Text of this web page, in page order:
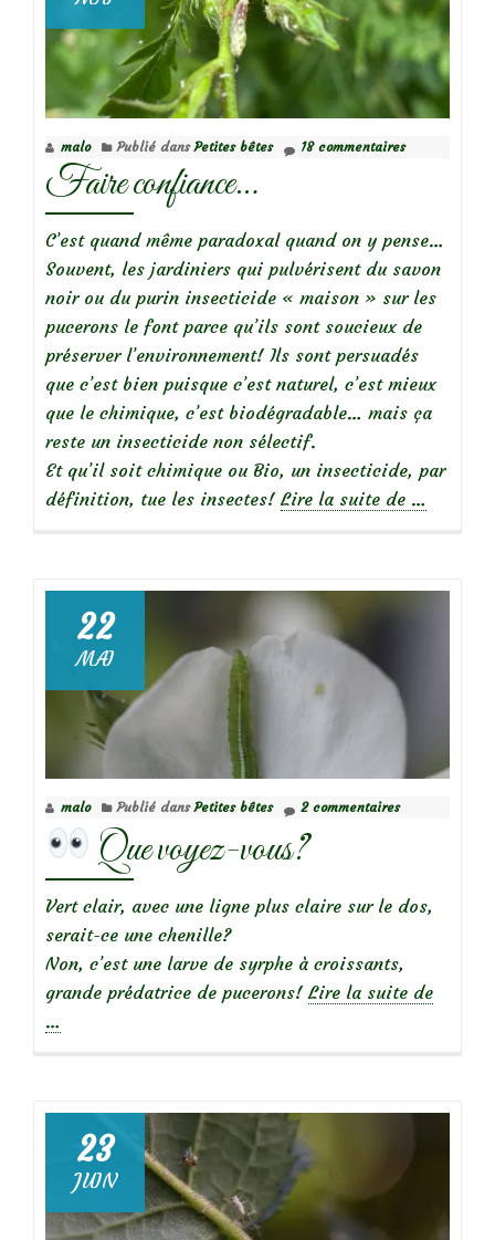
malo Publié dansPetites bêtes 18 commentaires
Faire confiance…
C’est quand même paradoxal quand on y pense…
Souvent, les jardiniers qui pulvérisent du savon
noir ou du purin insecticide « maison » sur les
pucerons le font parce qu’ils sont soucieux de
préserver l’environnement! Ils sont persuadés
que c’est bien puisque c’est naturel, c’est mieux
que le chimique, c’est biodégradable… mais ça
reste un insecticide non sélectif.
Et qu’il soit chimique ou Bio, un insecticide, par
définition, tue les insectes! Lire la suite de …
22
MAI
malo Publié dansPetites bêtes 2 commentaires
Que voyez-vous?
Vert clair, avec une ligne plus claire sur le dos,
serait-ce une chenille?
Non, c’est une larve de syrphe à croissants,
grande prédatrice de pucerons! Lire la suite deà
…
23
JUIN